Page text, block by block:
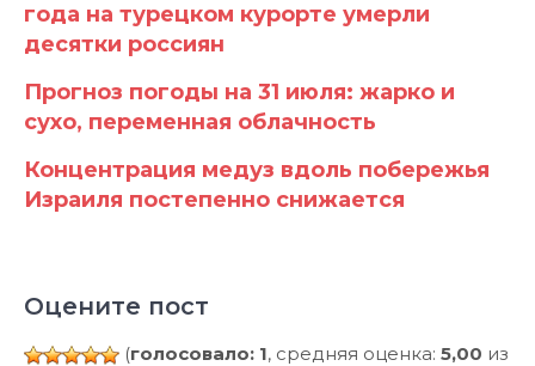
года на турецком курорте умерли
десятки россиян
Прогноз погоды на 31 июля: жарко и
сухо, переменная облачность
Концентрация медуз вдоль побережья
Израиля постепенно снижается
Оцените пост
(голосовало: 1, средняя оценка: 5,00 из